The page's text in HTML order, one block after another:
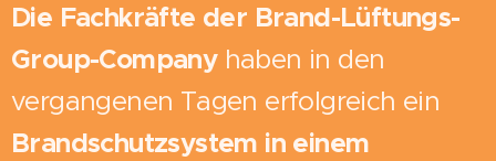
Die Fachkräfte der Brand-Lüftungs-
Group-Companyhaben in den
vergangenen Tagen erfolgreich ein
Brandschutzsystem in einem